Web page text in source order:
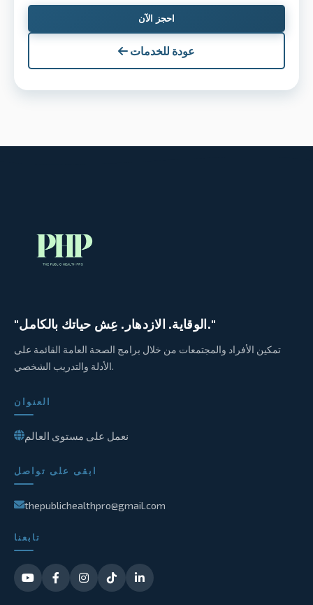
احجز الآن
عودة للخدمات
"الوقاية. الازدهار. عِش حياتك بالكامل."
تمكين الأفراد والمجتمعات من خلال برامج الصحة العامة القائمة على
الأدلة والتدريب الشخصي.
العنوان
نعمل على مستوى العالم
ابقى على تواصل
thepublichealthpro@gmail.com
تابعنا